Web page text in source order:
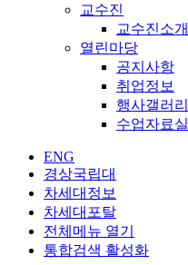
교수진
교수진소개
열린마당
공지사항
취업정보
행사갤러리
수업자료실
ENG
경상국립대
차세대정보
차세대포탈
전체메뉴 열기
통합검색 활성화